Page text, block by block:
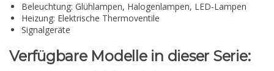
Beleuchtung: Glühlampen, Halogenlampen, LED-Lampen
Heizung: Elektrische Thermoventile
Signalgeräte
Verfügbare Modelle in dieser Serie: